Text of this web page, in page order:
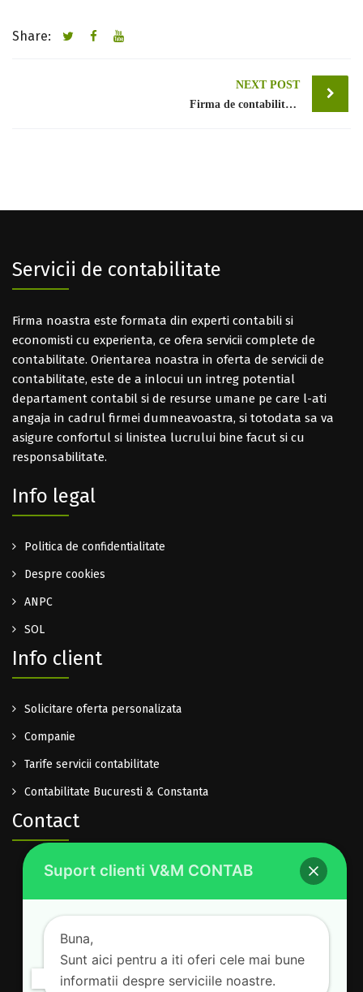
Share:
NEXT POST
Firma de contabilitate Bucuresti sector 1
Servicii de contabilitate
Firma noastra este formata din experti contabili si
economisti cu experienta, ce ofera servicii complete de
contabilitate. Orientarea noastra in oferta de servicii de
contabilitate, este de a inlocui un intreg potential
departament contabil si de resurse umane pe care l-ati
angaja in cadrul firmei dumneavoastra, si totodata sa va
asigure confortul si linistea lucrului bine facut si cu
responsabilitate.
Info legal
Politica de confidentialitate
Despre cookies
ANPC
SOL
Info client
Solicitare oferta personalizata
Companie
Tarife servicii contabilitate
Contabilitate Bucuresti & Constanta
Contact
0722.614.940
office@vm-contab.ro
Lu-Vi: 08:30-16:00
Sam-Dum: inchis
Suport clienti V&M CONTAB
Buna,
Sunt aici pentru a iti oferi cele mai bune
informatii despre serviciile noastre.